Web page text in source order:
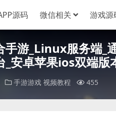
源码 微信相关 游戏源
游_Linux服务端_
_安卓苹果ios双端版
手游游戏 视频教程 455